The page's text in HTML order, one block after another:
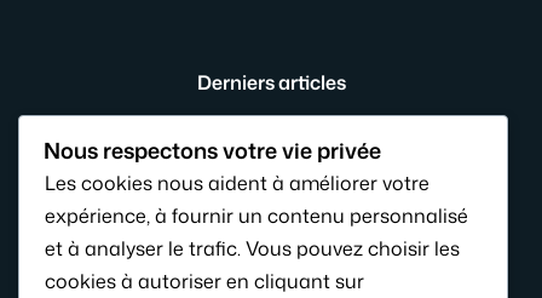
Derniers articles
Chocolat pour bébé : à quel âge et en quelle
quantité ?
Compote bébé : maison ou industrielle, laquelle est
meilleure ?
Pourquoi bébé pousse des cris stridents 8 mois ?
Nous respectons votre vie privée
Les cookies nous aident à améliorer votre
expérience, à fournir un contenu personnalisé
et à analyser le trafic. Vous pouvez choisir les
cookies à autoriser en cliquant sur